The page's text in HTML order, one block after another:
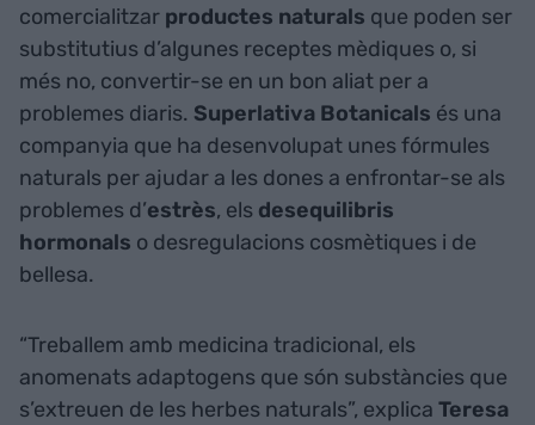
comercialitzar productes naturals que poden ser
substitutius d’algunes receptes mèdiques o, si
més no, convertir-se en un bon aliat per a
problemes diaris. Superlativa Botanicals és una
companyia que ha desenvolupat unes fórmules
naturals per ajudar a les dones a enfrontar-se als
problemes d’estrès, els desequilibris
hormonals o desregulacions cosmètiques i de
bellesa.
“Treballem amb medicina tradicional, els
anomenats adaptogens que són substàncies que
s’extreuen de les herbes naturals”, explica Teresa